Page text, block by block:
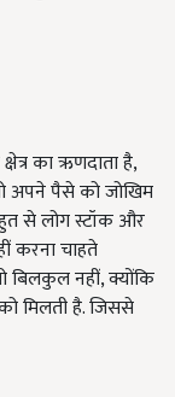
का ऋणदाता है,
अपने पैसे को जोखिम
से लोग स्टॉक और
करना चाहते
बिलकुल नहीं, क्योंकि
मिलती है. जिससे